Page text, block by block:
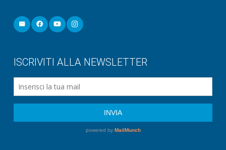
ISCRIVITI ALLA NEWSLETTER